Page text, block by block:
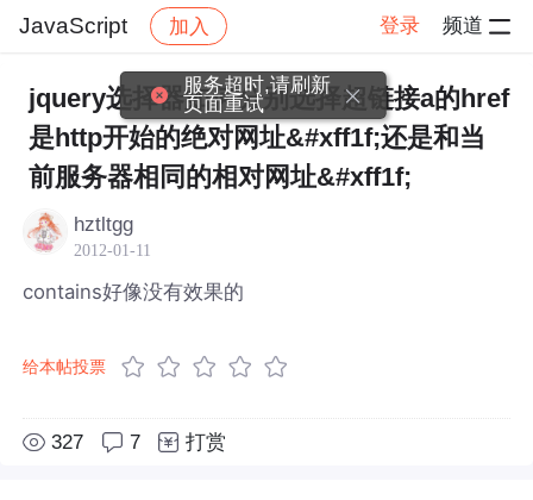
JavaScript 加入 登录 频道
社区 JavaScript 帖子详情
jquery选择器如何分别选择超链接a的href
是http开始的绝对网址&#xff1f;还是和当
前服务器相同的相对网址&#xff1f;
hztltgg
2012-01-11
contains好像没有效果的
给本帖投票
327 7 打赏
服务超时,请刷新
页面重试